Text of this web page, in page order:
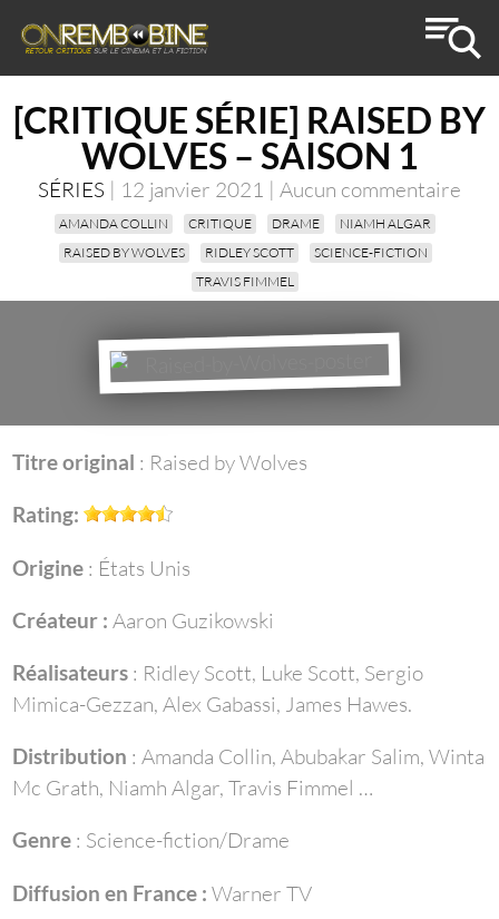
[CRITIQUE SÉRIE] RAISED BY
WOLVES – SAISON 1
SÉRIES | 12 janvier 2021 | Aucun commentaire
AMANDA COLLIN CRITIQUE DRAME
NIAMH ALGAR
RAISED BY WOLVES
RIDLEY SCOTT
SCIENCE-FICTION
TRAVIS FIMMEL
Titre original : Raised by Wolves
Rating:
Origine : États Unis
Créateur :Aaron Guzikowski
Réalisateurs : Ridley Scott, Luke Scott, Sergio
Mimica-Gezzan, Alex Gabassi, James Hawes.
Distribution : Amanda Collin, Abubakar Salim, Winta
Mc Grath, Niamh Algar, Travis Fimmel …
Genre : Science-fiction/Drame
Diffusion en France : Warner TV